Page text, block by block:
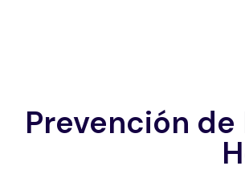
Prevención